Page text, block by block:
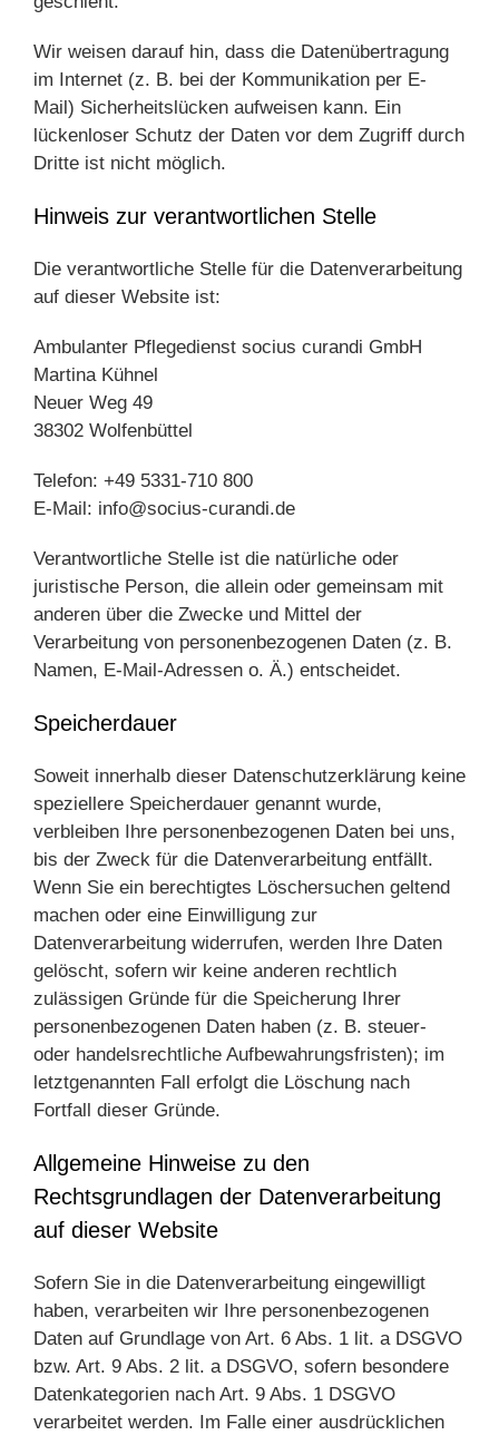
Wir weisen darauf hin, dass die Datenübertragung
im Internet (z. B. bei der Kommunikation per E-
Mail) Sicherheitslücken aufweisen kann. Ein
lückenloser Schutz der Daten vor dem Zugriff durch
Dritte ist nicht möglich.
Hinweis zur verantwortlichen Stelle
Die verantwortliche Stelle für die Datenverarbeitung
auf dieser Website ist:
Ambulanter Pflegedienst socius curandi GmbH
Martina Kühnel
Neuer Weg 49
38302 Wolfenbüttel
Telefon: +49 5331-710 800
E-Mail: info@socius-curandi.de
Verantwortliche Stelle ist die natürliche oder
juristische Person, die allein oder gemeinsam mit
anderen über die Zwecke und Mittel der
Verarbeitung von personenbezogenen Daten (z. B.
Namen, E-Mail-Adressen o. Ä.) entscheidet.
Speicherdauer
Soweit innerhalb dieser Datenschutzerklärung keine
speziellere Speicherdauer genannt wurde,
verbleiben Ihre personenbezogenen Daten bei uns,
bis der Zweck für die Datenverarbeitung entfällt.
Wenn Sie ein berechtigtes Löschersuchen geltend
machen oder eine Einwilligung zur
Datenverarbeitung widerrufen, werden Ihre Daten
gelöscht, sofern wir keine anderen rechtlich
zulässigen Gründe für die Speicherung Ihrer
personenbezogenen Daten haben (z. B. steuer-
oder handelsrechtliche Aufbewahrungsfristen); im
letztgenannten Fall erfolgt die Löschung nach
Fortfall dieser Gründe.
Allgemeine Hinweise zu den
Rechtsgrundlagen der Datenverarbeitung
auf dieser Website
Sofern Sie in die Datenverarbeitung eingewilligt
haben, verarbeiten wir Ihre personenbezogenen
Daten auf Grundlage von Art. 6 Abs. 1 lit. a DSGVO
bzw. Art. 9 Abs. 2 lit. a DSGVO, sofern besondere
Datenkategorien nach Art. 9 Abs. 1 DSGVO
verarbeitet werden. Im Falle einer ausdrücklichen